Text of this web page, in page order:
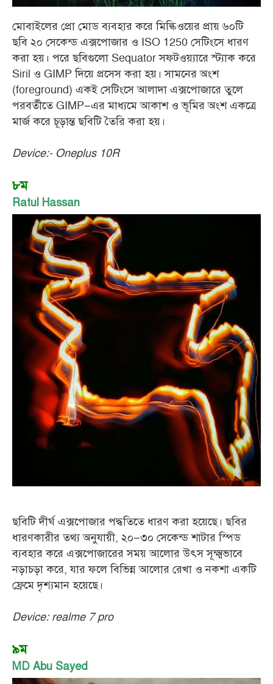
মোবাইলের প্রো মোড ব্যবহার করে মিল্কিওয়ের প্রায় ৬০টি
ছবি ২০ সেকেন্ড এক্সপোজার ও ISO 1250 সেটিংসে ধারণ
করা হয়। পরে ছবিগুলো Sequator সফটওয়্যারে স্ট্যাক করে
Siril ও GIMP দিয়ে প্রসেস করা হয়। সামনের অংশ
(foreground) একই সেটিংসে আলাদা এক্সপোজারে তুলে
পরবর্তীতে GIMP–এর মাধ্যমে আকাশ ও ভূমির অংশ একত্রে
মার্জ করে চূড়ান্ত ছবিটি তৈরি করা হয়।
Device:- Oneplus 10R
৮ম
Ratul Hassan
ছবিটি দীর্ঘ এক্সপোজার পদ্ধতিতে ধারণ করা হয়েছে। ছবির
ধারণকারীর তথ্য অনুযায়ী, ২০–৩০ সেকেন্ড শাটার স্পিড
ব্যবহার করে এক্সপোজারের সময় আলোর উৎস সূক্ষ্মভাবে
নড়াচড়া করে, যার ফলে বিভিন্ন আলোর রেখা ও নকশা একটি
ফ্রেমে দৃশ্যমান হয়েছে।
Device: realme 7 pro
৯ম
MD Abu Sayed